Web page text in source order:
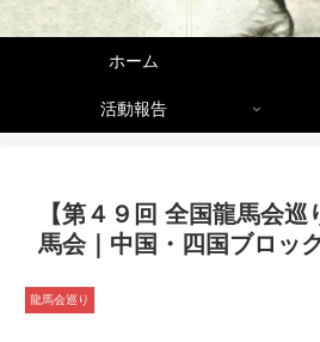
ホーム
活動報告
【第４９回 全国龍馬会
馬会｜中国・四国ブロッ
龍馬会巡り